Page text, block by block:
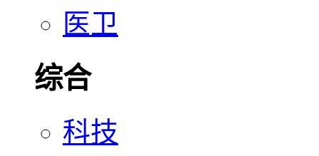
医卫
综合
科技